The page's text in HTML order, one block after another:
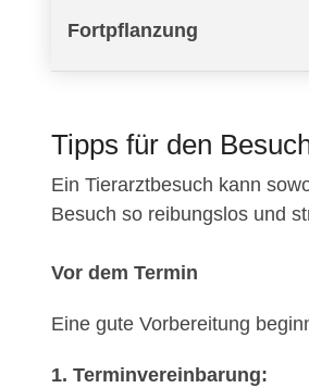
Fortpflanzung
Tipps für den
Ein Tierarztbesuch kann
Besuch so reibungslos und
Vor dem Termin
Eine gute Vorbereitung
1. Terminvereinbarung: